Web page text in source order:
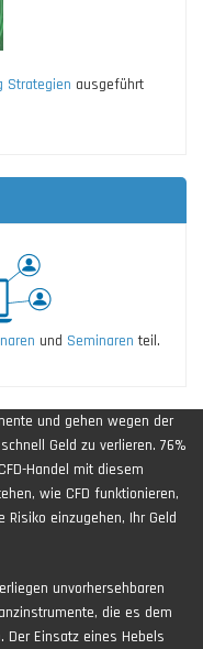
Strategien ausgeführt
und Seminaren teil.
und gehen wegen der
Geld zu verlieren. 76%
Handel mit diesem
wie CFD funktionieren,
einzugehen, Ihr Geld
unvorhersehbaren
die es dem
Der Einsatz eines Hebels